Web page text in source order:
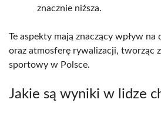
znacznie niższa.
Te aspekty mają znaczący wpływ
oraz atmosferę rywalizacji, tworząc
sportowy w Polsce.
Jakie są wyniki w lidze